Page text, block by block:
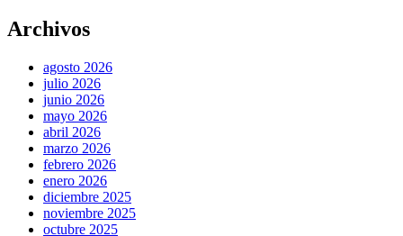
Archivos
agosto 2026
julio 2026
junio 2026
mayo 2026
abril 2026
marzo 2026
febrero 2026
enero 2026
diciembre 2025
noviembre 2025
octubre 2025